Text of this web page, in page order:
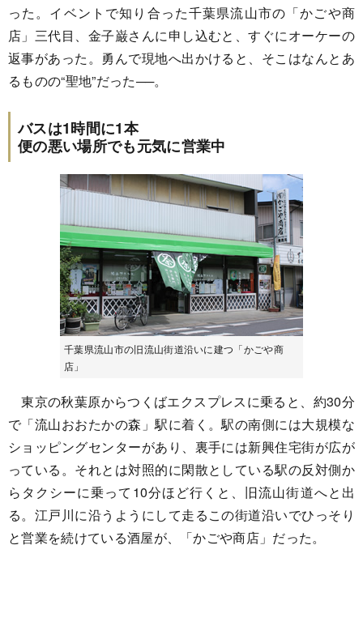
った。イベントで知り合った千葉県流山市の「かごや商
店」三代目、金子巌さんに申し込むと、すぐにオーケーの
返事があった。勇んで現地へ出かけると、そこはなんとあ
るものの“聖地”だった──。
バスは1時間に1本
便の悪い場所でも元気に営業中
千葉県流山市の旧流山街道沿いに建つ「かごや商
店」
東京の秋葉原からつくばエクスプレスに乗ると、約30分
で「流山おおたかの森」駅に着く。駅の南側には大規模な
ショッピングセンターがあり、裏手には新興住宅街が広が
っている。それとは対照的に閑散としている駅の反対側か
らタクシーに乗って10分ほど行くと、旧流山街道へと出
る。江戸川に沿うようにして走るこの街道沿いでひっそり
と営業を続けている酒屋が、「かごや商店」だった。